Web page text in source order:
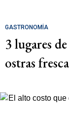
GASTRONOMÍA
3 lugares
ostras